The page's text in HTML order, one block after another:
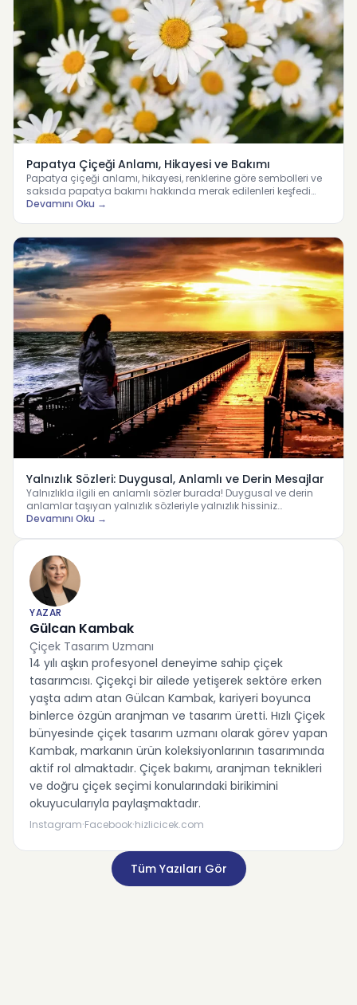
Papatya Çiçeği Anlamı, Hikayesi ve Bakımı
Papatya çiçeği anlamı, hikayesi, renklerine göre sembolleri ve
saksıda papatya bakımı hakkında merak edilenleri keşfedi…
Devamını Oku →
Yalnızlık Sözleri: Duygusal, Anlamlı ve Derin Mesajlar
Yalnızlıkla ilgili en anlamlı sözler burada! Duygusal ve derin
anlamlar taşıyan yalnızlık sözleriyle yalnızlık hissiniz…
Devamını Oku →
YAZAR
Gülcan Kambak
Çiçek Tasarım Uzmanı
14 yılı aşkın profesyonel deneyime sahip çiçek
tasarımcısı. Çiçekçi bir ailede yetişerek sektöre erken
yaşta adım atan Gülcan Kambak, kariyeri boyunca
binlerce özgün aranjman ve tasarım üretti. Hızlı Çiçek
bünyesinde çiçek tasarım uzmanı olarak görev yapan
Kambak, markanın ürün koleksiyonlarının tasarımında
aktif rol almaktadır. Çiçek bakımı, aranjman teknikleri
ve doğru çiçek seçimi konularındaki birikimini
okuyucularıyla paylaşmaktadır.
Instagram·Facebook·hizlicicek.com
Tüm Yazıları Gör